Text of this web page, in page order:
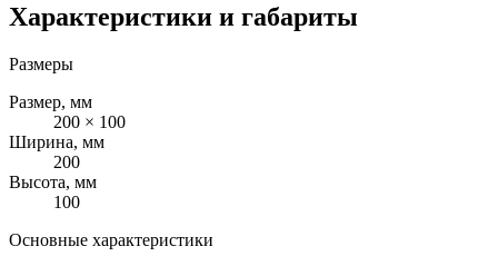
Характеристики и габариты
Размеры
Размер, мм
200 × 100
Ширина, мм
200
Высота, мм
100
Основные характеристики